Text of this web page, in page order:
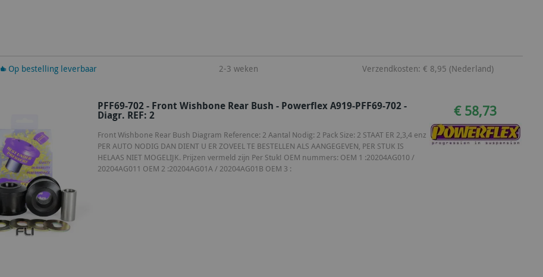
In winkelwagen
Op bestelling leverbaar 2-3 weken Verzendkosten: € 8,95 (Nederland)
PFF69-702 - Front Wishbone Rear Bush - Powerflex A919-PFF69-702 -
Diagr. REF: 2
Front Wishbone Rear Bush Diagram Reference: 2 Aantal Nodig: 2 Pack Size: 2 STAAT ER 2,3,4 enz
PER AUTO NODIG DAN DIENT U ER ZOVEEL TE BESTELLEN ALS AANGEGEVEN, PER STUK IS
HELAAS NIET MOGELIJK. Prijzen vermeld zijn Per Stuk! OEM nummers: OEM 1 :20204AG010 /
20204AG011 OEM 2 :20204AG01A / 20204AG01B OEM 3 :
€ 58,73